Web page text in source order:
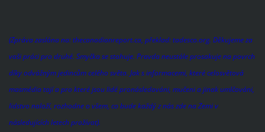
(Zpráva zaslána na: thecanadianreport.ca, překlad: tadesco.org. Děkujeme za
vaši práci pro druhé. Smyčka se stahuje. Pravda neustále prosakuje na povrch
díky odvážným jedincům celého světa. Jak s informacemi, které celosvětová
masmédia tají a pro které jsou lidé pronásledováni, mučeni a jinak umlčováni,
lidstvo naloží, rozhodne o všem, co bude každý z nás zde na Zemi v
následujících letech prožívat).